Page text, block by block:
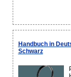
Handbuch in
Schwarz